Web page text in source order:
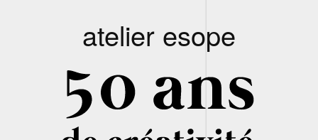
atelier esope